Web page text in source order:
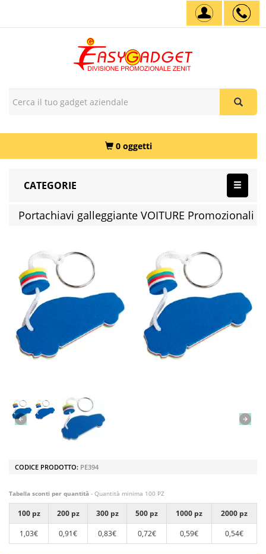
0 oggetti
CATEGORIE
Portachiavi galleggiante VOITURE Promozionali
CODICE PRODOTTO: PE394
Tabella sconti per quantità - Quantità minima 100 PZ
100 pz 200 pz 300 pz 500 pz 1000 pz
2000 pz
1,03€
0,91€ 0,83€ 0,72€ 0,59€ 0,54€